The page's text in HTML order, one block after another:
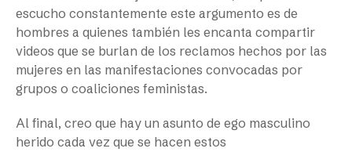
escucho constantemente este argumento es de
hombres a quienes también les encanta compartir
videos que se burlan de los reclamos hechos por las
mujeres en las manifestaciones convocadas por
grupos o coaliciones feministas.
Al final, creo que hay un asunto de ego masculino
herido cada vez que se hacen estos